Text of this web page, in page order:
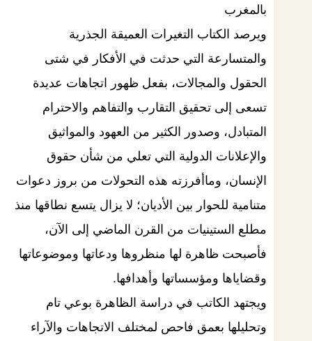
بالمغرب
ويرصد الكتاب التغيرات العميقة الجذرية
والمتسارعة التي حدثت في الأفكار في شتى
الحقول والمجالات، بفعل ظهور اتجاهات عديدة
تسعى إلى تحقيق التقارب والتفاهم والاحترام
المتبادل، وصدور الكثير من العهود والمواثيق
والإعلانات الدولية التي تعلي من شأن حقوق
الإنسان، وماأفرزته هذه التحولات من بروز دعوات
متنامية للحوار بين الأديان؛ لا يزال يتسع نطاقها منذ
مطلع الستينيات من القرن الماضي إلى الآن،
فأصبحت ظاهرة لها منظروها ودعاتها وموضوعاتها
وقضاياها ومؤسساتها وأهدافها.
ويجتهد الكاتب في دراسة الظاهرة بوعي تام
وتحليلها بعمق فاحص لمختلف الاتجاهات والآراء